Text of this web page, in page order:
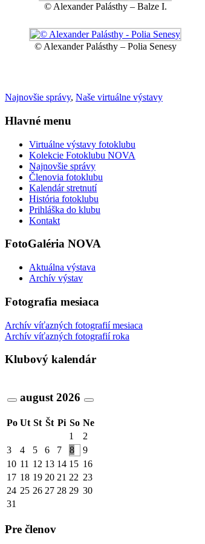
© Alexander Palásthy – Balze I.
© Alexander Palásthy – Polia Senesy
Najnovšie správy, Naše virtuálne výstavy
Hlavné menu
Virtuálne výstavy fotoklubu
Kolekcie Fotoklubu NOVA
Najnovšie správy
Členovia fotoklubu
Kalendár stretnutí
História fotoklubu
Prihláška do klubu
Kontakt
FotoGaléria NOVA
Aktuálna výstava
Archív výstav
Fotografia mesiaca
Archív víťazných fotografií mesiaca
Archív víťazných fotografií roka
Klubový kalendár
august 2026
Po Ut St Št Pi So Ne
1
2
3
4 5 6 7 8
9
10 11 12 13 14 15 16
17 18 19 20 21 22 23
24 25 26 27 28 29 30
31
Pre členov